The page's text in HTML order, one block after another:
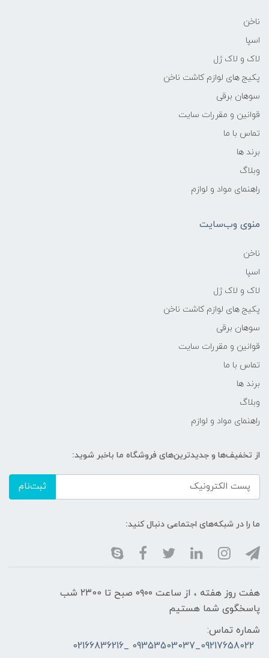
ناخن
اسپا
لاک و لاک ژل
پکیج های لوازم کاشت ناخن
سوهان برقی
قوانین و مقررات سایت
تماس با ما
برند ها
وبلاگ
راهنمای مواد و لوازم
منوی وب‌سایت
ناخن
اسپا
لاک و لاک ژل
پکیج های لوازم کاشت ناخن
سوهان برقی
قوانین و مقررات سایت
تماس با ما
برند ها
وبلاگ
راهنمای مواد و لوازم
از تخفیف‌ها و جدیدترین‌های فروشگاه ما باخبر شوید:
ثبت‌نام
ما را در شبکه‌های اجتماعی دنبال کنید:
هفت روز هفته ، از ساعت ۰۹۰۰ صبح تا ۲۳00 شب
پاسخگوی شما هستیم
شماره تماس:
09217658022_09353503037 _02166836216